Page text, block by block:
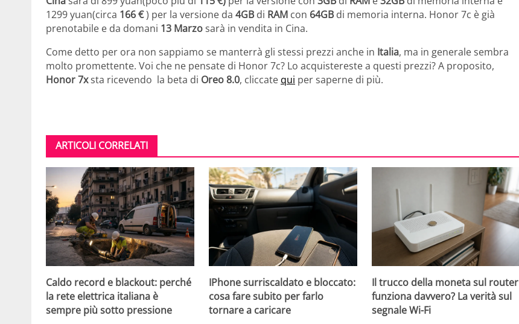
1299 yuan(circa 166 €) per la versione da 4GB di RAM con 64GB di memoria interna. Honor 7c è già
prenotabile e da domani 13 Marzosarà in vendita in Cina.
Come detto per ora non sappiamo se manterrà gli stessi prezzi anche in Italia, ma in generale sembra
molto promettente. Voi che ne pensate di Honor 7c? Lo acquistereste a questi prezzi? A proposito,
Honor 7xsta ricevendo la beta di Oreo 8.0, cliccate qui per saperne di più.
ARTICOLI CORRELATI
Caldo record e blackout: perché
la rete elettrica italiana è
sempre più sotto pressione
IPhone surriscaldato e bloccato:
cosa fare subito per farlo
tornare a caricare
Il trucco della moneta sul router
funziona davvero? La verità sul
segnale Wi-Fi